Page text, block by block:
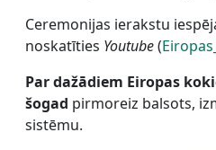
Ceremonijas ierakstu
noskatīties Youtube(
Par dažādiem Eiropas
šogad pirmoreiz balsots,
sistēmu.